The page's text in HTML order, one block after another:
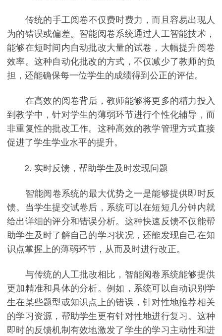
传统的手工阅卷不仅费时费力，而且容易出现人
为的错误或偏差。智能阅卷系统通过人工智能技术，
能够在短时间内自动批改大量的试卷，大幅提升阅卷
效率。这种自动化批改的方式，不仅减少了教师的负
担，还能确保每一位学生的成绩得到公正的评估。
在高效的阅卷背后，教师能够将更多的精力投入
到教学中，针对学生的薄弱环节进行个性化辅导，而
非重复性的批改工作。这种高效的教学管理方式直接
促进了学生学业水平的提升。
2. 实时反馈，帮助学生及时发现问题
智能阅卷系统的最大优势之一是能够提供即时反
馈。当学生提交试卷后，系统可以在短短几分钟内就
给出详细的评分和错误分析。这种快速反馈不仅能帮
助学生及时了解自己的学习状况，还能发现自己在知
识点掌握上的薄弱环节，从而及时进行改正。
与传统的人工批改相比，智能阅卷系统能够提供
更加精准和具体的分析。例如，系统可以自动识别学
生在某些题型或知识点上的错误，针对性地推荐相关
的学习资源，帮助学生更有针对性地进行复习。这种
即时的反馈机制有效地激发了学生的学习主动性和进